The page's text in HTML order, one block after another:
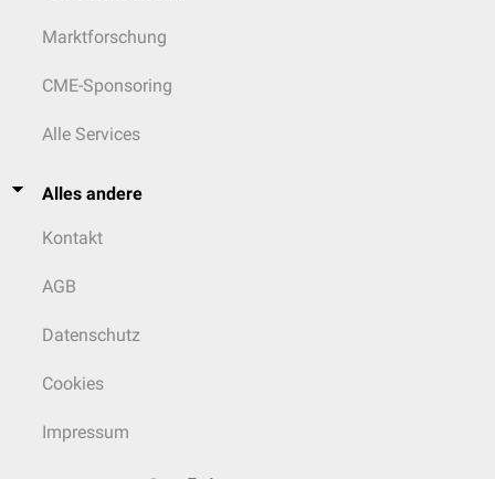
Marktforschung
CME-Sponsoring
Alle Services
Alles andere
Kontakt
AGB
Datenschutz
Cookies
Impressum